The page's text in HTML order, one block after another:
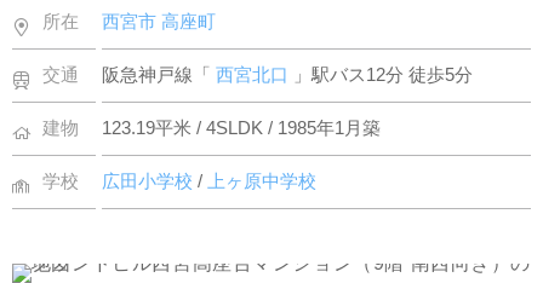
所在 西宮市高座町
交通 阪急神戸線「西宮北口 」駅バス12分 徒歩5分
建物 123.19平米 / 4SLDK / 1985年1月築
学校 広田小学校/ 上ヶ原中学校